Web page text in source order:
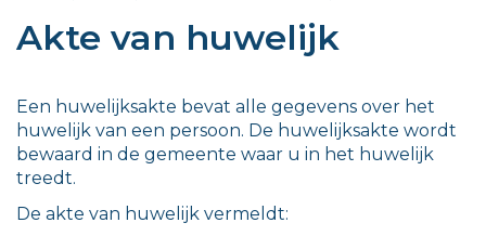
Akte van huwelijk
Een huwelijksakte bevat alle gegevens over het
huwelijk van een persoon. De huwelijksakte wordt
bewaard in de gemeente waar u in het huwelijk
treedt.
De akte van huwelijk vermeldt: